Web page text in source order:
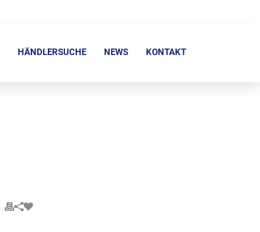
HÄNDLERSUCHE NEWS KONTAKT